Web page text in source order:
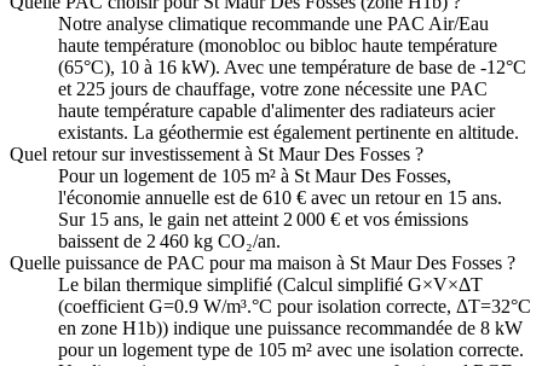
Notre analyse climatique recommande une PAC Air/Eau
haute température (monobloc ou bibloc haute température
(65°C), 10 à 16 kW). Avec une température de base de -12°C
et 225 jours de chauffage, votre zone nécessite une PAC
haute température capable d'alimenter des radiateurs acier
existants. La géothermie est également pertinente en altitude.
Quel retour sur investissement à St Maur Des Fosses ?
Pour un logement de 105 m² à St Maur Des Fosses,
l'économie annuelle est de 610 € avec un retour en 15 ans.
Sur 15 ans, le gain net atteint 2 000 € et vos émissions
baissent de 2 460 kg CO₂/an.
Quelle puissance de PAC pour ma maison à St Maur Des Fosses ?
Le bilan thermique simplifié (Calcul simplifié G×V×ΔT
(coefficient G=0.9 W/m³.°C pour isolation correcte, ΔT=32°C
en zone H1b)) indique une puissance recommandée de 8 kW
pour un logement type de 105 m² avec une isolation correcte.